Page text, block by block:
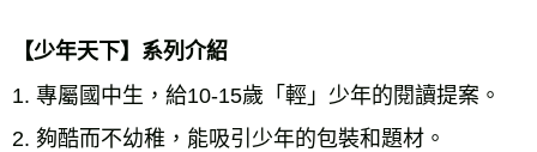
【少年天下】系列介紹
1. 專屬國中生，給10-15歲「輕」少年的閱讀提案。
2. 夠酷而不幼稚，能吸引少年的包裝和題材。